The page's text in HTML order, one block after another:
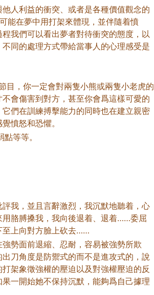
人利益的衝突、或者是各種價值觀念的
能在夢中用打架來體現，並伴隨着憤
我們可以看出夢者對待衝突的態度，以
同的處理方式帶給當事人的心理感受是
目，你一定會對兩隻小熊或兩隻小老虎的
會傷害到對方，甚至你會爲這樣可愛的
們在訓練搏擊能力的同時也在建立親密
憤怒和恐懼。
等等。
我，並且言辭激烈，我沉默地聽着，心
胳膊搡我，我向後退着、退着……委屈
至上向對方臉上砍去……
勢面前退縮、忍耐，容易被強勢所欺
刀角度是防禦式的而不是進攻式的，說
架象徵強權的壓迫以及對強權壓迫的反
一開始她不保持沉默，能夠爲自己據理